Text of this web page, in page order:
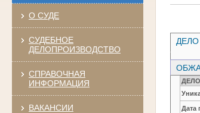
О СУДЕ
СУДЕБНОЕ
ДЕЛОПРОИЗВОДСТВО
СПРАВОЧНАЯ
ИНФОРМАЦИЯ
ВАКАНСИИ
ДЕЛО
ДЕЛО
Дата